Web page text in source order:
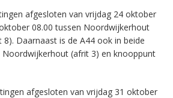
afgesloten van vrijdag 24 oktober
08.00 tussen Noordwijkerhout
Daarnaast is de A44 ook in beide
Noordwijkerhout (afrit 3) en knooppunt
afgesloten van vrijdag 31 oktober